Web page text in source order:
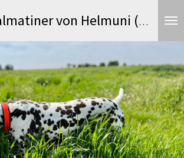
Dalmatiner von Helmuni (FCI)